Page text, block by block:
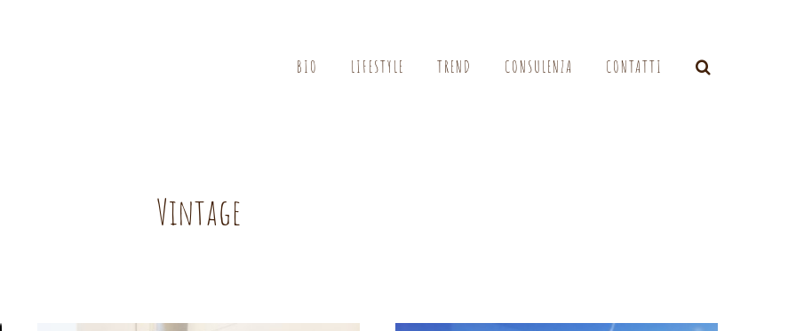
BIO LIFESTYLE TREND CONSULENZA CONTATTI
Vintage